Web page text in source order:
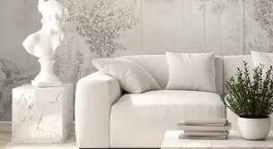
Premium vinil
66 .67 40.00 €/m²
Peel and Stick
81.67 49 /m²